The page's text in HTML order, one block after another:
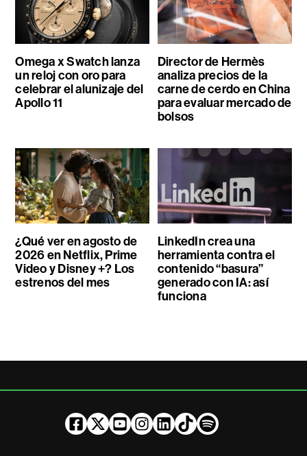
Omega x Swatch lanza
un reloj con oro para
celebrar el alunizaje del
Apollo 11
Director de Hermès
analiza precios de la
carne de cerdo en China
para evaluar mercado de
bolsos
¿Qué ver en agosto de
2026 en Netflix, Prime
Video y Disney +? Los
estrenos del mes
LinkedIn crea una
herramienta contra el
contenido “basura”
generado con IA: así
funciona